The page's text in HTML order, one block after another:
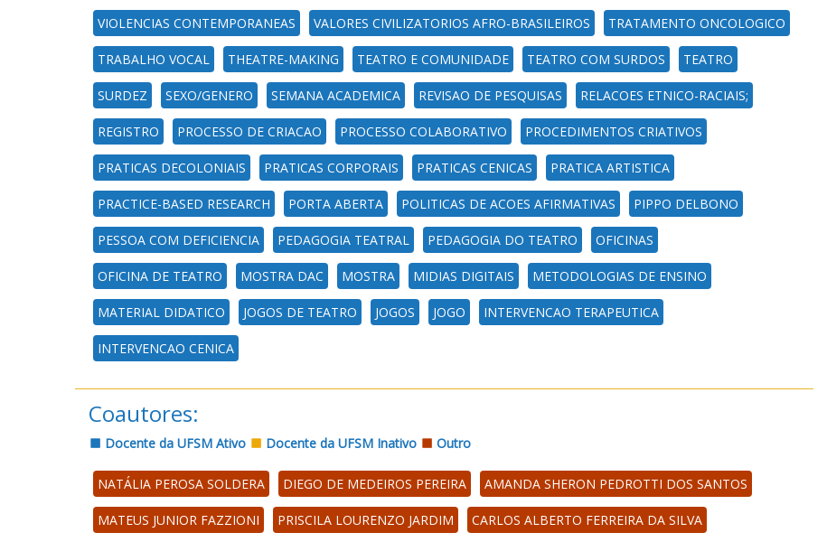
VIOLENCIAS CONTEMPORANEAS VALORES CIVILIZATORIOS AFRO-BRASILEIROS TRATAMENTO ONCOLOGICO
TRABALHO VOCAL THEATRE-MAKING TEATRO E COMUNIDADE TEATRO COM SURDOS TEATRO
SURDEZ SEXO/GENERO SEMANA ACADEMICA REVISAO DE PESQUISAS RELACOES ETNICO-RACIAIS;
REGISTRO PROCESSO DE CRIACAO PROCESSO COLABORATIVO PROCEDIMENTOS CRIATIVOS
PRATICAS DECOLONIAIS PRATICAS CORPORAIS PRATICAS CENICAS PRATICA ARTISTICA
PRACTICE-BASED RESEARCH PORTA ABERTA POLITICAS DE ACOES AFIRMATIVAS PIPPO DELBONO
PESSOA COM DEFICIENCIA PEDAGOGIA TEATRAL PEDAGOGIA DO TEATRO OFICINAS
OFICINA DE TEATRO MOSTRA DAC MOSTRA MIDIAS DIGITAIS METODOLOGIAS DE ENSINO
MATERIAL DIDATICO JOGOS DE TEATRO JOGOS JOGO INTERVENCAO TERAPEUTICA
INTERVENCAO CENICA
Coautores:
Docente da UFSM Ativo Docente da UFSM Inativo Outro
NATÁLIA PEROSA SOLDERA DIEGO DE MEDEIROS PEREIRA AMANDA SHERON PEDROTTI DOS SANTOS
MATEUS JUNIOR FAZZIONI PRISCILA LOURENZO JARDIM CARLOS ALBERTO FERREIRA DA SILVA